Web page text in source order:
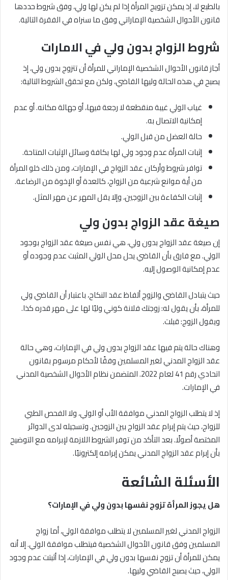
بالطبع لا، إذ يمكن تزويج المرأة إذا لم يكن لها ولي، وفق شروط حددها
قانون الأحوال الشخصية الإماراتي وفق ما سنراه في الفقرة التالية.
شروط الزواج بدون ولي في الامارات
أجاز قانون الأحوال الشخصية الإماراتي للمرأة أن تتزوج بدون ولي، إذ
يصبح في هذه الحالة وليها القاضي، ولكن مع تحقق الشروط التالية:
غياب الولي غيبة منقطعة لا رجعة فيها، أو جهالة مكانه. أو عدم
إمكانية الاتصال به.
حالة العضل من قبل الولي.
إثبات المرأة عدم وجود ولي لها بكافة وسائل الإثبات المتاحة.
توافر شروط وأركان عقد الزواج في الإمارات، ومن ذلك خلو المرأة
من أية موانع شرعية من الزواج، كالعدة أو الإخوة من الرضاعة.
إثبات الكفاءة بين الزوجين، وإلا يقل المهر عن مهر المثل.
صيغة عقد الزواج بدون ولي
إن صيغة عقد الزواج بدون ولي، هي نفس صيغة عقد الزواج بوجود
الولي. مع فارق بأن القاضي يحل محل الولي المثبت عدم وجوده أو
عدم إمكانية الوصول إليه.
حيث يتبادل القاضي والزوج ألفاظ عقد النكاح، باعتبار أن القاضي ولي
للمرأة، بأن يقول له: زوجتك فلانة كوني وليًا لها على مهر قدره كذا.
ويقول الزوج: قبلت.
وهناك حالة يتم فيها عقد الزواج بدون ولي في الإمارات، وهي حالة
عقد الزواج المدني لغير المسلمين وفقًا لأحكام مرسوم بقانون
اتحادي رقم 41 لعام 2022. المتضمن نظام الأحوال الشخصية المدني
في الإمارات.
إذ لا يتطلب الزواج المدني موافقة الأب أو الولي، ولا الفحص الطبي
للزواج، حيث يتم إبرام عقد الزواج بين الزوجين. وتسجيله لدى الدوائر
المختصة أصولًا. بعد التأكد من توفر الشروط اللازمة لإبرامه مع التوضيح
بأن إبرام عقد الزواج المدني يمكن إبرامه إلكترونيًا.
الأسئلة الشائعة
هل يجوز المرأة تزوج نفسها بدون ولي في الإمارات؟
الزواج المدني لغير المسلمين لا يتطلب موافقة الولي، أما زواج
المسلمين وفق قانون الأحوال الشخصية فيتطلب موافقة الولي. إلا أنه
يمكن للمرأة أن تزوج نفسها بدون ولي في الإمارات، إذا أثبتت عدم وجود
الولي، حيث يصبح القاضي وليها.